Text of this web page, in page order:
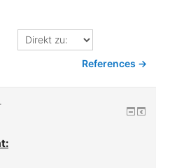
Direkt
zu:
References →